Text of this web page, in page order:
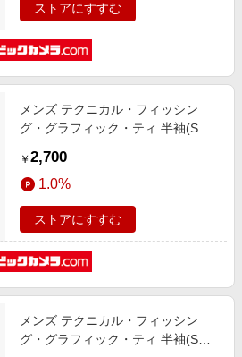
ストアにすすむ
メンズ テクニカル・フィッシン
グ・グラフィック・ティ 半袖(Sサ
￥ 2,700
1.0%
ストアにすすむ
メンズ テクニカル・フィッシン
グ・グラフィック・ティ 半袖(Sサ